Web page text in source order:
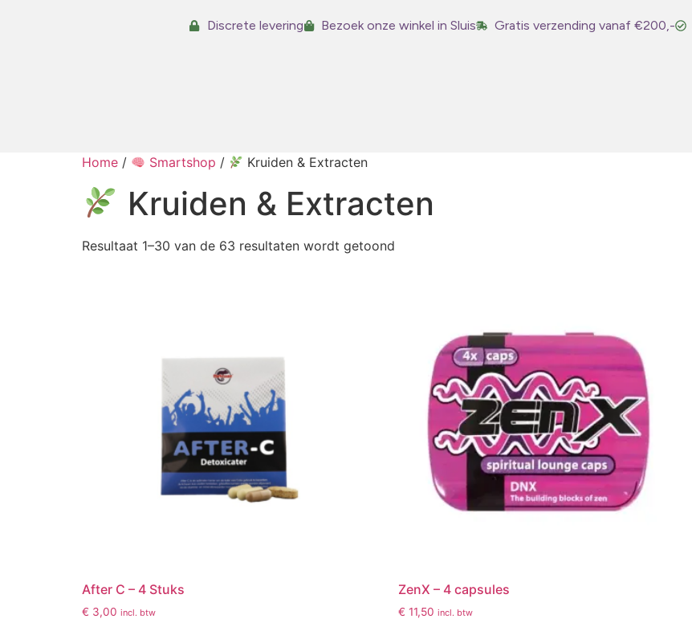
Discrete levering Bezoek onze winkel in Sluis Gratis verzending vanaf €200,-
Home / Smartshop / Kruiden & Extracten
Kruiden & Extracten
Resultaat 1–30 van de 63 resultaten wordt getoond
After C – 4 Stuks
€ 3,00 incl. btw
ZenX – 4 capsules
€ 11,50 incl. btw